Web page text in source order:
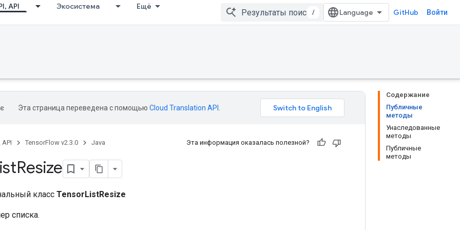
API Экосистема Ещё
/ GitHub Войти
Содержание
Публичные
методы
Унаследованные
методы
Публичные
методы
Эта страница переведена с помощью Cloud Translation API
API TensorFlow v2.3.0 Java Эта информация оказалась полезной?
Resize
класс TensorListResize
списка.